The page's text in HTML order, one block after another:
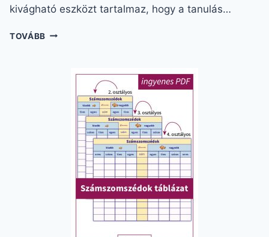
kivágható eszközt tartalmaz, hogy a tanulás…
TOVÁBB HOSSZÚSÁG